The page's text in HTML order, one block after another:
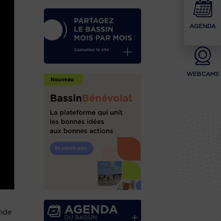
AGENDA
WEBCAMS